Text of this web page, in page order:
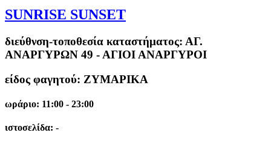
SUNRISE SUNSET
διεύθνση-τοποθεσία καταστήματος: ΑΓ.
ΑΝΑΡΓΥΡΩΝ 49 - ΑΓΙΟΙ ΑΝΑΡΓΥΡΟΙ
είδος φαγητού: ΖΥΜΑΡΙΚΑ
ωράριο: 11:00 - 23:00
ιστοσελίδα: -